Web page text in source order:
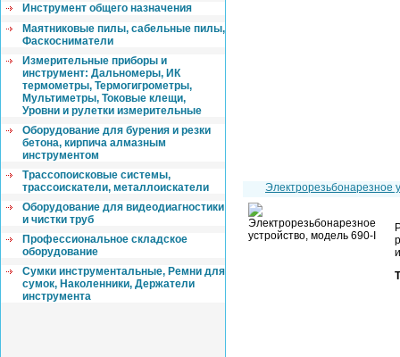
Инструмент общего назначения
Маятниковые пилы, сабельные пилы,
Фаскосниматели
Измерительные приборы и
инструмент: Дальномеры, ИК
термометры, Термогигрометры,
Мультиметры, Токовые клещи,
Уровни и рулетки измерительные
Оборудование для бурения и резки
бетона, кирпича алмазным
инструментом
Трассопоисковые системы,
трассоискатели, металлоискатели
Оборудование для видеодиагностики
и чистки труб
Профессиональное складское
оборудование
Cумки инструментальные, Ремни для
сумок, Наколенники, Держатели
инструмента